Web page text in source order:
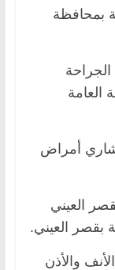
بمحافظة
العامة
أمراض
العيني
بقصر العيني.
والأذن